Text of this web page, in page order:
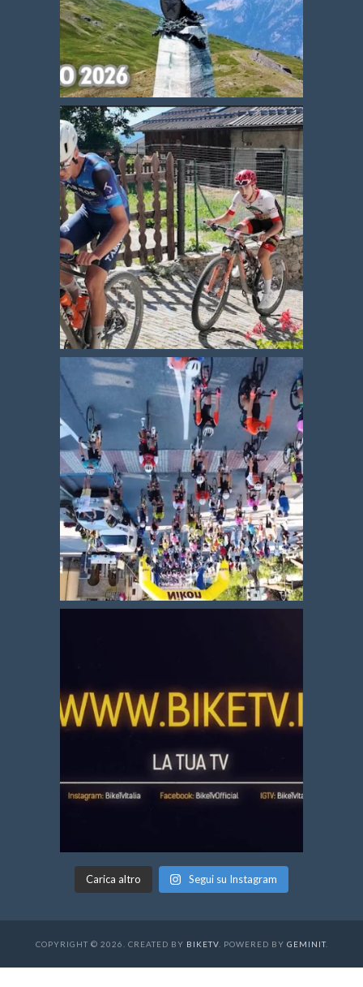
Carica altro Segui su Instagram
COPYRIGHT © 2026. CREATED BY BIKETV. POWERED BY GEMINIT.